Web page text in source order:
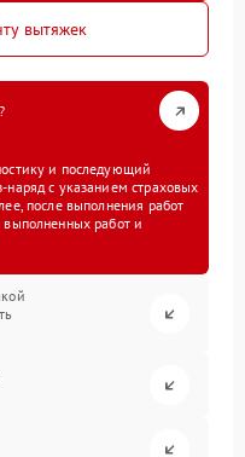
вытяжек
и последующий
наряд с указанием страховых
после выполнения работ
работ и